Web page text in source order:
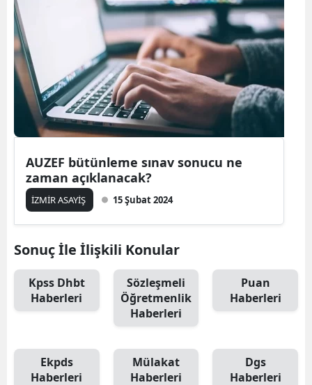
AUZEF bütünleme sınav sonucu ne
zaman açıklanacak?
İZMİR ASAYİŞ 15 Şubat 2024
Sonuç İle İlişkili Konular
Kpss Dhbt
Haberleri
Sözleşmeli
Öğretmenlik
Haberleri
Puan
Haberleri
Ekpds
Haberleri
Mülakat
Haberleri
Dgs
Haberleri